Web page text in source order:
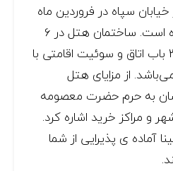
سپاه در فروردین ماه
سال ۱۳۹۷ افتتاح گردیده است. ساختمان هتل در ۶
طبقه بنا شده و دارای ۳۸ باب اتاق و سوئیت اقامتی با
از مزایای هتل
به حرم حضرت معصومه
و مراکز خرید اشاره کرد.
آماده ی پذیرایی از شما